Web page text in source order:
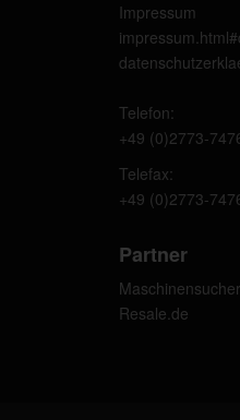
Impressum
Telefon:
+49 (0)2773-
Telefax:
+49 (0)2773-
Partner
Resale.de